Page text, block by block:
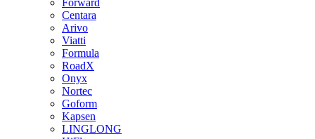
Forward
Centara
Arivo
Viatti
Formula
RoadX
Onyx
Nortec
Goform
Kapsen
LINGLONG